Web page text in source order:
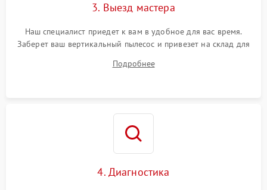
3. Выезд мастера
Наш специалист приедет к вам в удобное для вас время.
Заберет ваш вертикальный пылесос и привезет на склад для
Подробнее
4. Диагностика